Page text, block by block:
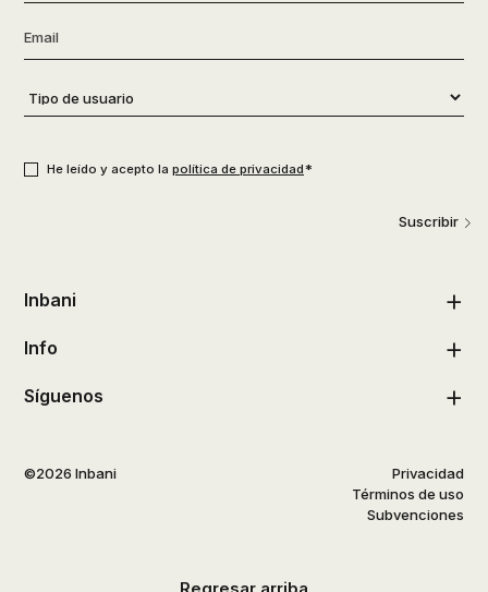
Email
Tipo
de
He leído y acepto la política de privacidad*
Suscribir
Inbani
Info
Síguenos
©2026 Inbani
Privacidad
Términos de uso
Subvenciones